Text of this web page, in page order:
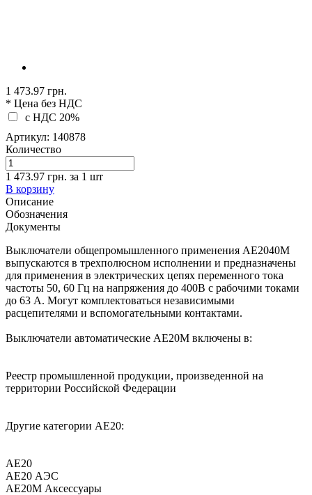
1 473.97 грн.
* Цена без НДС
c НДС 20%
Артикул: 140878
Количество
1 473.97 грн. за 1 шт
В корзину
Описание
Обозначения
Документы
Выключатели общепромышленного применения АЕ2040М
выпускаются в трехполюсном исполнении и предназначены
для применения в электрических цепях переменного тока
частоты 50, 60 Гц на напряжения до 400В с рабочими токами
до 63 А. Могут комплектоваться независимыми
расцепителями и вспомогательными контактами.
Выключатели автоматические АЕ20М включены в:
Реестр промышленной продукции, произведенной на
территории Российской Федерации
Другие категории АЕ20:
АЕ20
АЕ20 АЭС
АЕ20М Аксессуары